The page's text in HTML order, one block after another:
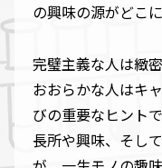
の興味の源がどこ
完璧主義な人は緻
おおらかな人はキ
びの重要なヒント
長所や興味、そし